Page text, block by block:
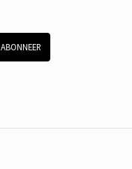
ABONNEER